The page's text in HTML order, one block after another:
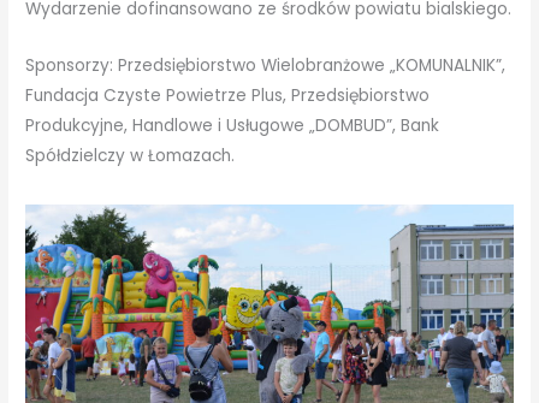
Wydarzenie dofinansowano ze środków powiatu bialskiego.
Sponsorzy: Przedsiębiorstwo Wielobranżowe „KOMUNALNIK”,
Fundacja Czyste Powietrze Plus, Przedsiębiorstwo
Produkcyjne, Handlowe i Usługowe „DOMBUD”, Bank
Spółdzielczy w Łomazach.